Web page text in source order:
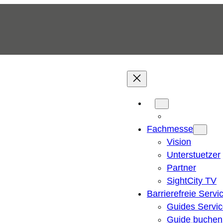
Fachmesse
Vision
Unterstuetzer
Partner
SightCity TV
Barrierefreie
Guides
Guide buchen